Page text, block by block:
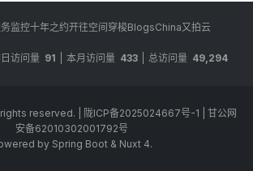
监控十年之约开往空间穿梭BlogsChina又拍云
访问量 91 本月访问量 433 总访问量 49,294
rights reserved. 陇ICP备2025024667号-1
甘公网
安备62010302001792号
by Spring Boot & Nuxt 4.